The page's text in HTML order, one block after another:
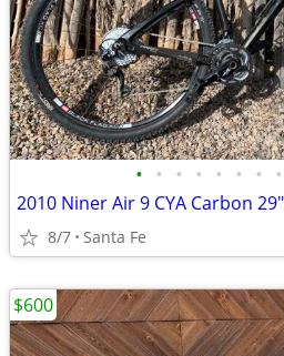
• • • • • • • •
8/7 Santa Fe
$600